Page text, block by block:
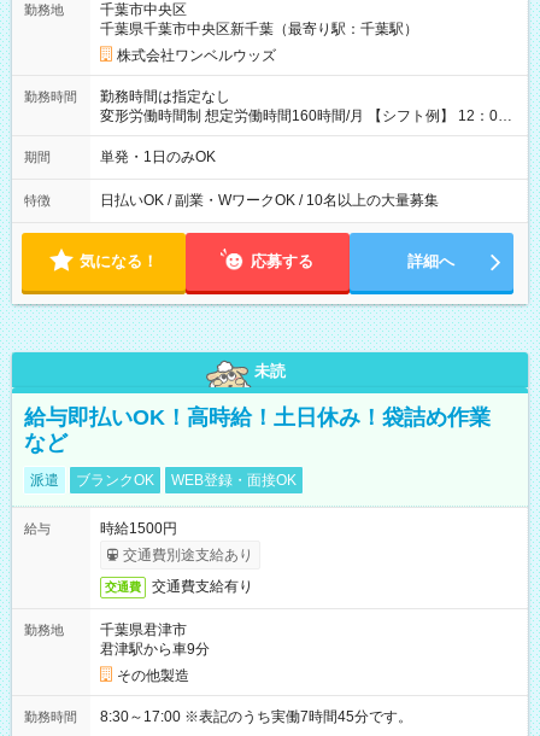
なし
勤務地
千葉市中央区
千葉県千葉市中央区新千葉（最寄り駅：千葉駅）
株式会社ワンベルウッズ
勤務時間
勤務時間は指定なし
変形労働時間制 想定労働時間160時間/月 【シフト例】 12：00
～22：00
期間 単発・1日のみOK
特徴 日払いOK / 副業・WワークOK / 10名以上の大量募集
気になる！ 応募する 詳細へ
未読
給与即払いOK！高時給！土日休み！袋詰め作業
など
派遣 ブランクOK WEB登録・面接OK
給与
時給1500円
交通費別途支給あり
交通費 交通費支給有り
勤務地
千葉県君津市
君津駅から車9分
その他製造
勤務時間 8:30～17:00 ※表記のうち実働7時間45分です。